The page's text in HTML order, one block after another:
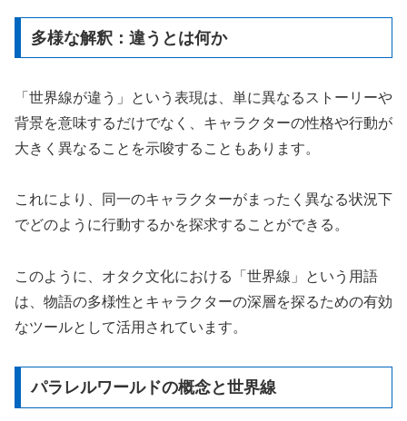
多様な解釈：違うとは何か
「世界線が違う」という表現は、単に異なるストーリーや
背景を意味するだけでなく、キャラクターの性格や行動が
大きく異なることを示唆することもあります。
これにより、同一のキャラクターがまったく異なる状況下
でどのように行動するかを探求することができる。
このように、オタク文化における「世界線」という用語
は、物語の多様性とキャラクターの深層を探るための有効
なツールとして活用されています。
パラレルワールドの概念と世界線